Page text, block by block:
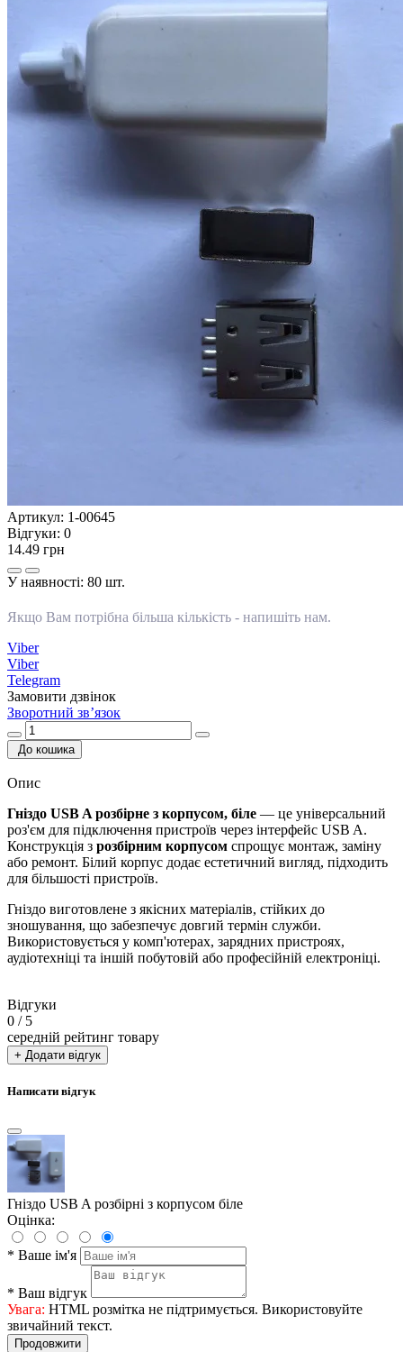
Артикул: 1-00645
Відгуки: 0
14.49 грн
У наявності: 80 шт.
Якщо Вам потрібна більша кількість - напишіть нам.
Viber
Viber
Telegram
Замовити дзвінок
Зворотний зв’язок
До кошика
Опис
Гніздо USB A розбірне з корпусом, біле — це універсальний
роз'єм для підключення пристроїв через інтерфейс USB A.
Конструкція з розбірним корпусом спрощує монтаж, заміну
або ремонт. Білий корпус додає естетичний вигляд, підходить
для більшості пристроїв.
Гніздо виготовлене з якісних матеріалів, стійких до
зношування, що забезпечує довгий термін служби.
Використовується у комп'ютерах, зарядних пристроях,
аудіотехніці та іншій побутовій або професійній електроніці.
Відгуки
0 / 5
середній рейтинг товару
+ Додати відгук
Написати відгук
Гніздо USB A розбірні з корпусом біле
Оцінка:
* Ваше ім'я
* Ваш відгук
Увага: HTML розмітка не підтримується. Використовуйте
звичайний текст.
Продовжити